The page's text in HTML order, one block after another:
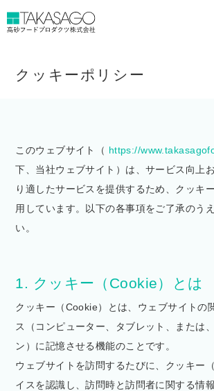
クッキーポリシー
このウェブサイト（ https://
下、当社ウェブサイト）は、サービス向上
り適したサービスを提供するため、クッキ
用しています。以下の各事項をご了承のう
い。
1. クッキー（Cookie）とは
クッキー（Cookie）とは、ウェブサイトの
ス（コンピューター、タブレット、または
ン）に記憶させる機能のことです。
ウェブサイトを訪問するたびに、クッキー
イスを認識し、訪問時と訪問者に関する情